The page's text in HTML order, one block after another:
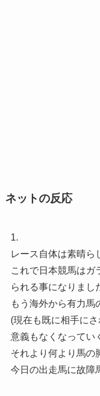
ネットの反応
1.
レース自体は素晴ら
これで日本競馬はガ
られる事になりまし
もう海外から有力馬
(現在も既に相手に
意義もなくなってい
それより何より馬の
今日の出走馬に故障